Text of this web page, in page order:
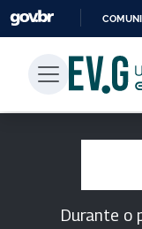
Durante o